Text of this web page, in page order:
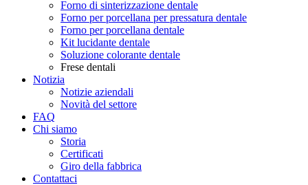
Forno di sinterizzazione dentale
Forno per porcellana per pressatura dentale
Forno per porcellana dentale
Kit lucidante dentale
Soluzione colorante dentale
Frese dentali
Notizia
Notizie aziendali
Novità del settore
FAQ
Chi siamo
Storia
Certificati
Giro della fabbrica
Contattaci